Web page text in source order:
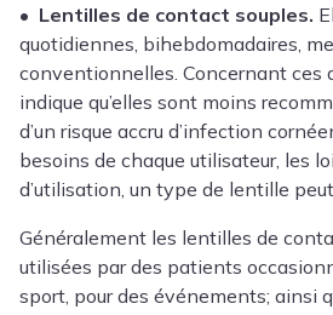
• Lentilles de contact souples.
quotidiennes, bihebdomadaires,
conventionnelles. Concernant ces
indique qu’elles sont moins
d’un risque accru d’infection
besoins de chaque utilisateur, les
d’utilisation, un type de lentille
Généralement les lentilles de
utilisées par des patients
sport, pour des événements; ainsi